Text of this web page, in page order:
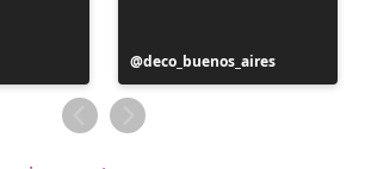
Postare
publicată
de
deco_buenos_aires